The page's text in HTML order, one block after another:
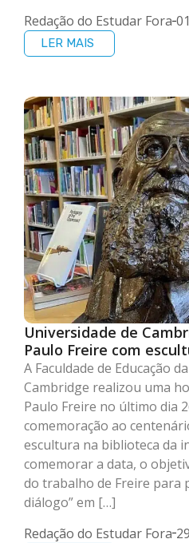
Redação do Estudar Fora
LER MAIS
Universidade de
Paulo Freire com
A Faculdade de Educação
Cambridge realizou uma
Paulo Freire no último dia
comemoração ao
escultura na biblioteca da
comemorar a data, o
do trabalho de Freire para
diálogo” em […]
Redação do Estudar Fora